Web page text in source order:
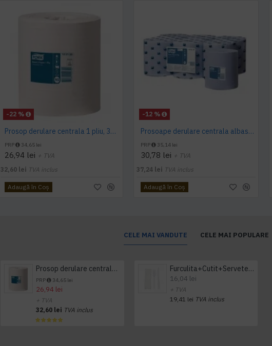
-22 %
Prosop derulare centrala 1 pliu, 300 m Tork
PRP 34,65 lei
26,94 lei + TVA
32,60 lei TVA inclus
Adaugă în Coş
-12 %
Prosoape derulare centrala albastru 2 pliuri 150 m Tork, portionate
PRP 35,14 lei
30,78 lei + TVA
37,24 lei TVA inclus
Adaugă în Coş
CELE MAI VANDUTE CELE MAI POPULARE
Prosop derulare centrala 1 pliu, 300 m Tork
PRP 34,65 lei
26,94 lei
+ TVA
32,60 lei TVA inclus
Furculita+Cutit+Servetel 100buc/set
16,04 lei
+ TVA
19,41 lei TVA inclus